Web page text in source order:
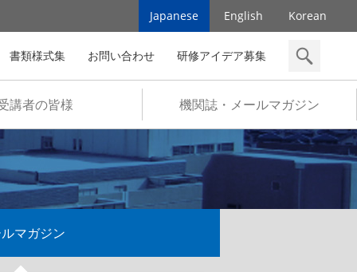
Japanese English Korean
講者の皆様 機関誌・メールマガジン
書類様式集 お問い合わせ 研修アイデア募集
マガジン